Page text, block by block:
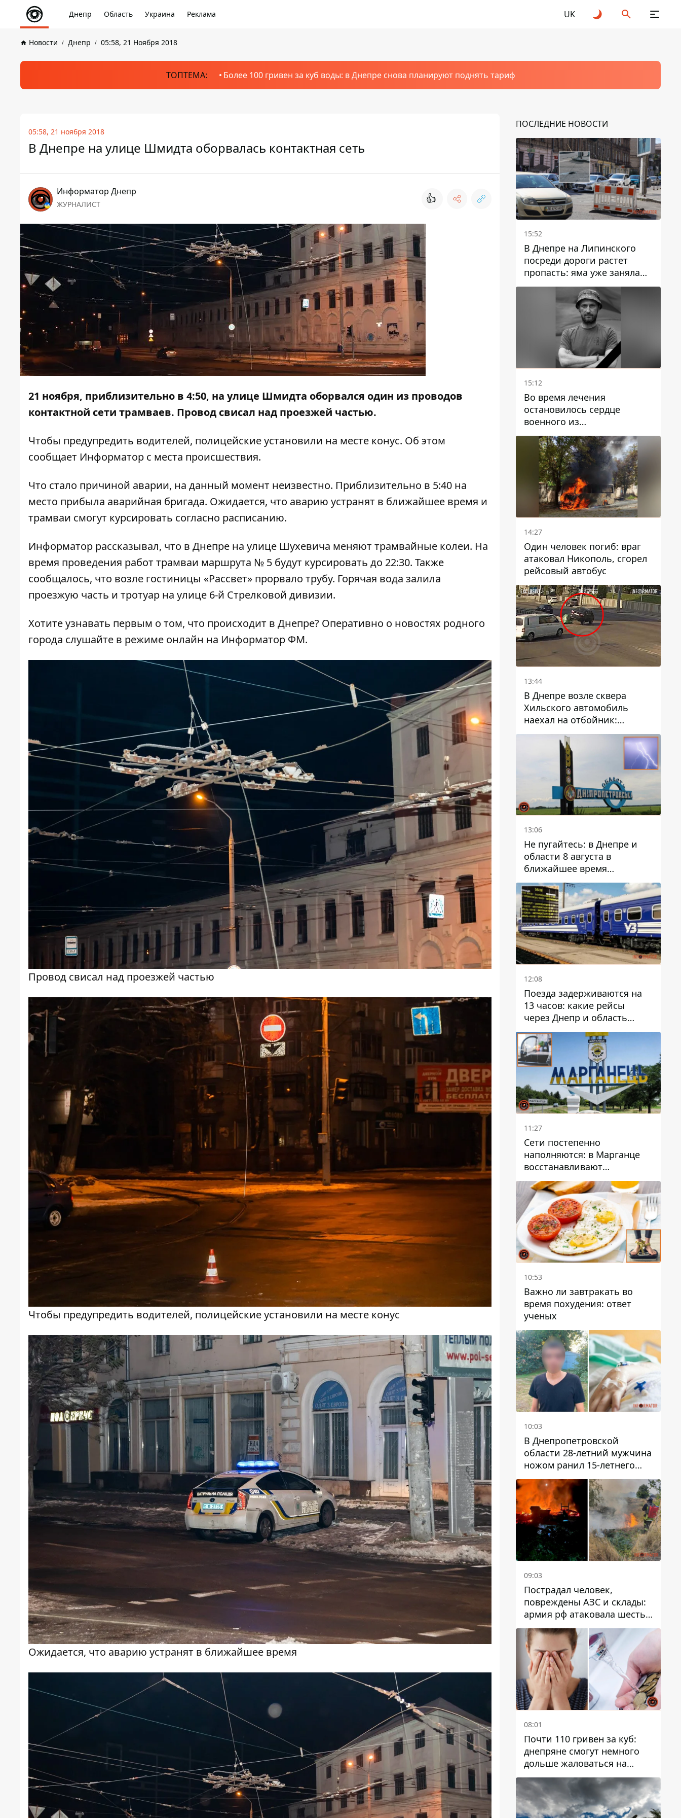
Днепр Область Украина Реклама UK
Новости Днепр 05:58, 21 Ноября 2018
ТОПТЕМА: Более 100 гривен за куб воды: в Днепре снова планируют поднять тариф
05:58, 21 ноября 2018
В Днепре на улице Шмидта оборвалась контактная сеть
Информатор Днепр
ЖУРНАЛИСТ 👍
21 ноября, приблизительно в 4:50, на улице Шмидта оборвался один из проводов
контактной сети трамваев. Провод свисал над проезжей частью.
Чтобы предупредить водителей, полицейские установили на месте конус. Об этом
сообщает Информатор с места происшествия.
Что стало причиной аварии, на данный момент неизвестно. Приблизительно в 5:40 на
место прибыла аварийная бригада. Ожидается, что аварию устранят в ближайшее время и
трамваи смогут курсировать согласно расписанию.
Информатор рассказывал, что в Днепре на улице Шухевича меняют трамвайные колеи. На
время проведения работ трамваи маршрута № 5 будут курсировать до 22:30. Также
сообщалось, что возле гостиницы «Рассвет» прорвало трубу. Горячая вода залила
проезжую часть и тротуар на улице 6-й Стрелковой дивизии.
Хотите узнавать первым о том, что происходит в Днепре? Оперативно о новостях родного
города слушайте в режиме онлайн на Информатор ФМ.
Провод свисал над проезжей частью
Чтобы предупредить водителей, полицейские установили на месте конус
Ожидается, что аварию устранят в ближайшее время
ПОСЛЕДНИЕ НОВОСТИ
15:52
В Днепре на Липинского
посреди дороги растет
пропасть: яма уже заняла
полосу движения
15:12
Во время лечения
остановилось сердце
военного из
Днепропетровской области
Ростислава Лупашко
14:27
Один человек погиб: враг
атаковал Никополь, сгорел
рейсовый автобус
13:44
В Днепре возле сквера
Хильского автомобиль
наехал на отбойник:
момент происшествия
13:06
Не пугайтесь: в Днепре и
области 8 августа в
ближайшее время
ожидается гроза
12:08
Поезда задерживаются на
13 часов: какие рейсы
через Днепр и область
выбились из графика
11:27
Сети постепенно
наполняются: в Марганце
восстанавливают
водоснабжение
10:53
Важно ли завтракать во
время похудения: ответ
ученых
10:03
В Днепропетровской
области 28-летний мужчина
ножом ранил 15-летнего
парня
09:03
Пострадал человек,
повреждены АЗС и склады:
армия рф атаковала шесть
районов Днепропетровской
области
08:01
Почти 110 гривен за куб:
днепряне смогут немного
дольше жаловаться на
запланированные тарифы
на воду на 2027 год